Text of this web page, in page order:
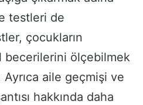
testleri de
çocukların
becerilerini ölçebilmek
Ayrıca aile geçmişi ve
hakkında daha